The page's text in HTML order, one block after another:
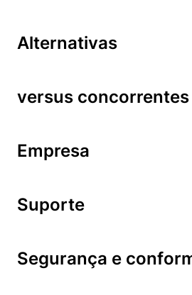
Alternativas
versus concorrentes
Empresa
Suporte
Segurança e